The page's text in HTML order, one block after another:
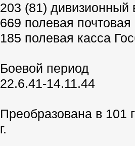
203 (81) дивизионный
669 полевая почтовая
185 полевая касса
Боевой период
22.6.41-14.11.44
Преобразована в 101
г.